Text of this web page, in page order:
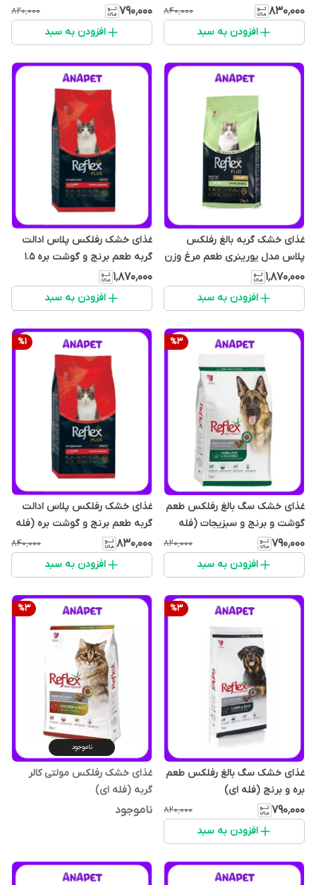
(فله ای)
۸۳۰٬۰۰۰ ۸۴۰٬۰۰۰
افزودن به سبد
۷۹۰٬۰۰۰ ۸۲۰٬۰۰۰
افزودن به سبد
غذای خشک گربه بالغ رفلکس
پلاس مدل یورینری طعم مرغ وزن
1.5 کیلوگرم
۱٬۸۷۰٬۰۰۰
افزودن به سبد
غذای خشک رفلکس پلاس ادالت
گربه طعم برنج و گوشت بره 1.5
کیلوگرم
۱٬۸۷۰٬۰۰۰
افزودن به سبد
%3
غذای خشک سگ بالغ رفلکس طعم
گوشت و برنج و سبزیجات (فله
ای)
۷۹۰٬۰۰۰ ۸۲۰٬۰۰۰
افزودن به سبد
%1
غذای خشک رفلکس پلاس ادالت
گربه طعم برنج و گوشت بره (فله
ای)
۸۳۰٬۰۰۰ ۸۴۰٬۰۰۰
افزودن به سبد
%3
غذای خشک سگ بالغ رفلکس طعم
بره و برنج (فله ای)
۷۹۰٬۰۰۰ ۸۲۰٬۰۰۰
افزودن به سبد
%3
ناموجود
غذای خشک رفلکس مولتی کالر
گربه (فله‌ ای)
ناموجود